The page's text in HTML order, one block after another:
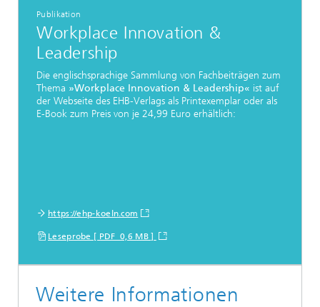
Publikation
Workplace Innovation &
Leadership
Die englischsprachige Sammlung von Fachbeiträgen zum
Thema »Workplace Innovation & Leadership« ist auf
der Webseite des EHB-Verlags als Printexemplar oder als
E-Book zum Preis von je 24,99 Euro erhältlich:
https://ehp-koeln.com
Leseprobe [ PDF 0,6 MB ]
Weitere Informationen